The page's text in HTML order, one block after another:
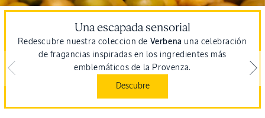
Una escapada sensorial
Redescubre nuestra coleccion de Verbena una celebración
de fragancias inspiradas en los ingredientes más
emblemáticos de la Provenza.
Descubre